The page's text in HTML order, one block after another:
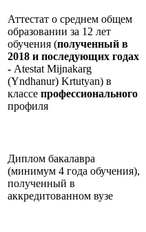
Аттестат о среднем общем
образовании за 12 лет
обучения (полученный в
2018 и последующих годах
- Atestat Mijnakarg
(Yndhanur) Krtutyan) в
классе профессионального
профиля
Диплом бакалавра
(минимум 4 года обучения),
полученный в
аккредитованном вузе